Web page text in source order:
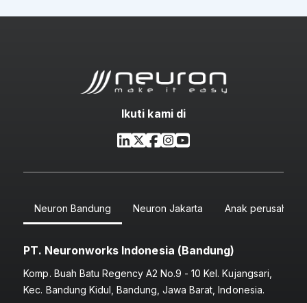
Ikuti kami di
Neuron Bandung Neuron Jakarta Anak perusahaan
PT. Neuronworks Indonesia (Bandung)
Komp. Buah Batu Regency A2 No.9 - 10 Kel. Kujangsari,
Kec. Bandung Kidul, Bandung, Jawa Barat, Indonesia.